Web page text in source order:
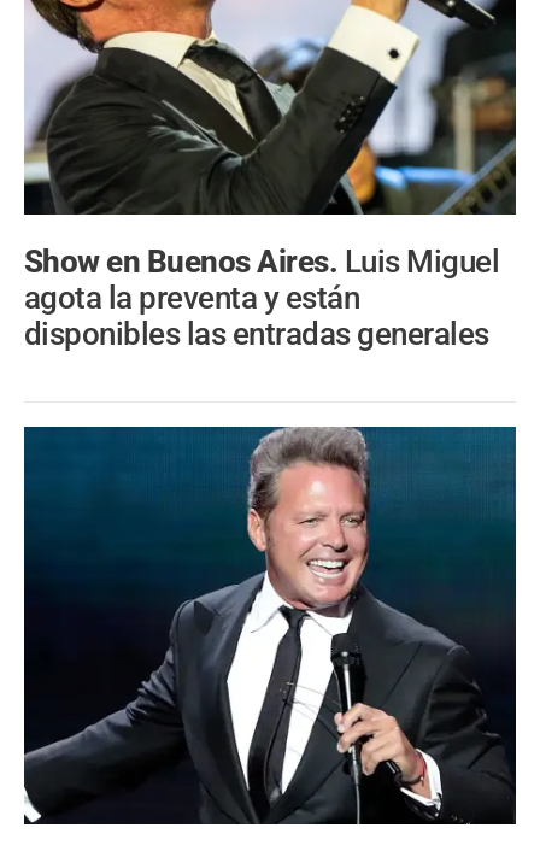
Show en Buenos Aires. Luis Miguel
agota la preventa y están
disponibles las entradas generales